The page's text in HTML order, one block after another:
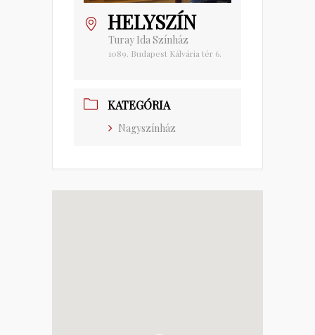
HELYSZÍN
Turay Ida Színház
1089. Budapest Kálvária tér 6.
KATEGÓRIA
Nagyszínház